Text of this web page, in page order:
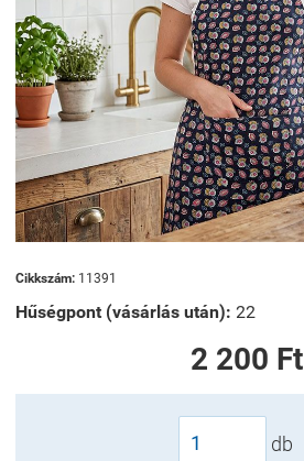
Cikkszám: 11391
Hűségpont (vásárlás után): 22
2 200 Ft
db